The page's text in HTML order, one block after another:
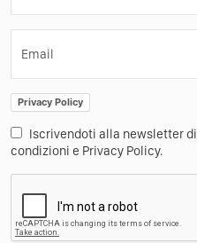
Email
Privacy Policy
Iscrivendoti alla newsletter
condizioni e Privacy Policy.